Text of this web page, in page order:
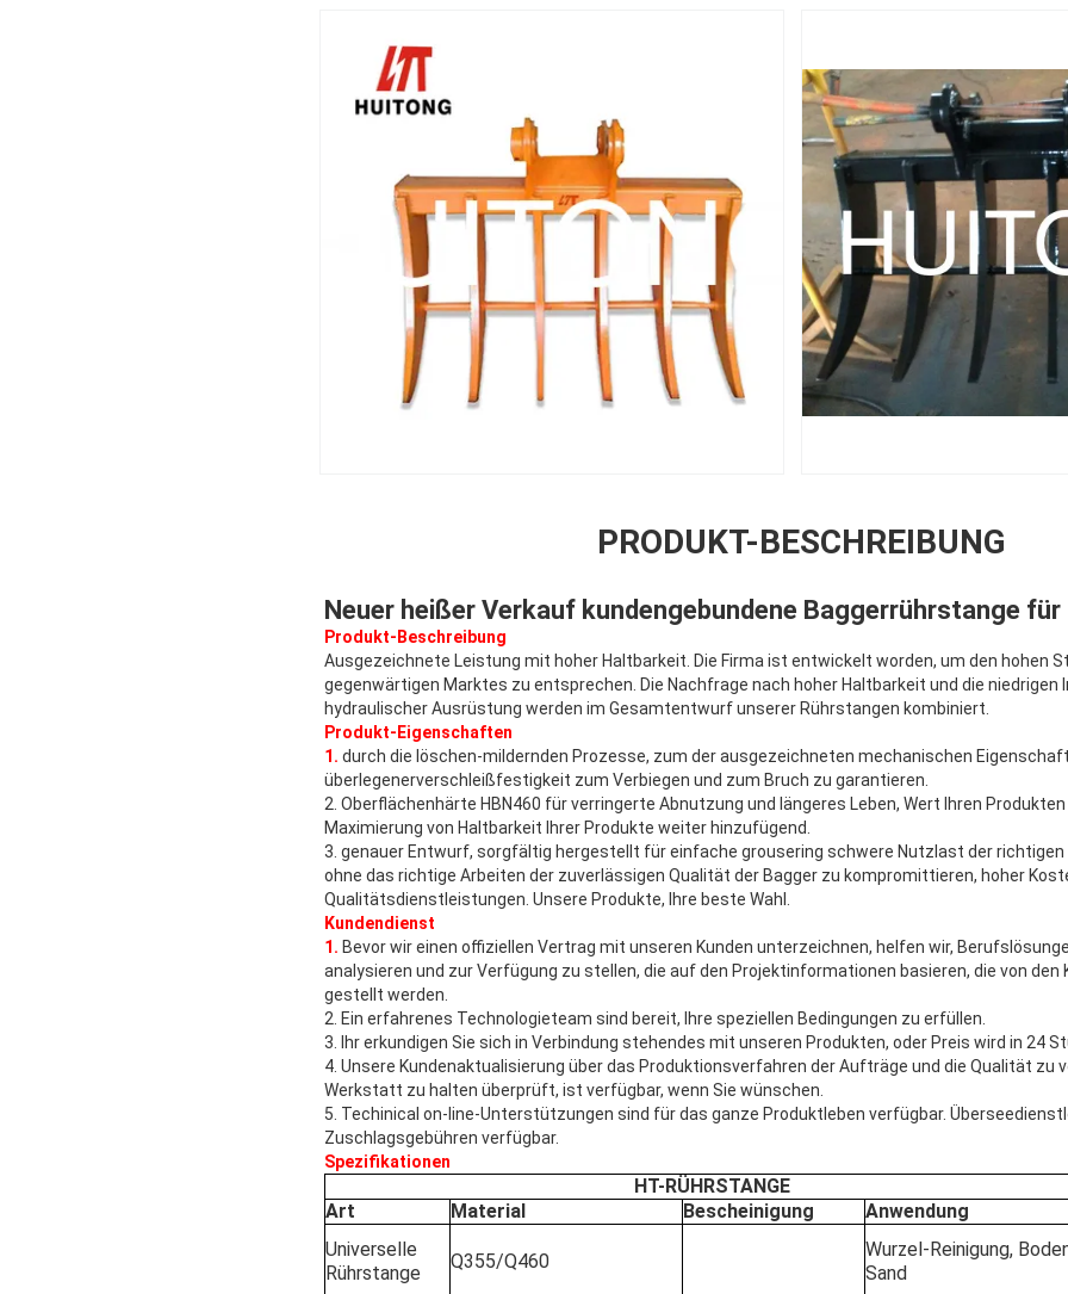
PRODUKT-BESCHREIBUNG
Neuer heißer Verkauf kundengebundene Baggerrührstange
Produkt-Beschreibung
Ausgezeichnete Leistung mit hoher Haltbarkeit. Die Firma ist entwickelt worden, um den hohen
gegenwärtigen Marktes zu entsprechen. Die Nachfrage nach hoher Haltbarkeit und die
hydraulischer Ausrüstung werden im Gesamtentwurf unserer Rührstangen kombiniert.
Produkt-Eigenschaften
1. durch die löschen-mildernden Prozesse, zum der ausgezeichneten mechanischen
überlegenerverschleißfestigkeit zum Verbiegen und zum Bruch zu garantieren.
2. Oberflächenhärte HBN460 für verringerte Abnutzung und längeres Leben, Wert Ihren
Maximierung von Haltbarkeit Ihrer Produkte weiter hinzufügend.
3. genauer Entwurf, sorgfältig hergestellt für einfache grousering schwere Nutzlast der
ohne das richtige Arbeiten der zuverlässigen Qualität der Bagger zu kompromittieren, hoher
Qualitätsdienstleistungen. Unsere Produkte, Ihre beste Wahl.
Kundendienst
1. Bevor wir einen offiziellen Vertrag mit unseren Kunden unterzeichnen, helfen wir,
analysieren und zur Verfügung zu stellen, die auf den Projektinformationen basieren, die von den
gestellt werden.
2. Ein erfahrenes Technologieteam sind bereit, Ihre speziellen Bedingungen zu erfüllen.
3. Ihr erkundigen Sie sich in Verbindung stehendes mit unseren Produkten, oder Preis wird in 24
4. Unsere Kundenaktualisierung über das Produktionsverfahren der Aufträge und die Qualität zu
Werkstatt zu halten überprüft, ist verfügbar, wenn Sie wünschen.
5. Techinical on-line-Unterstützungen sind für das ganze Produktleben verfügbar.
Zuschlagsgebühren verfügbar.
Spezifikationen
HT-RÜHRSTANGE
Art
Material Bescheinigung
Anwendung
Universelle
Rührstange
Q355/Q460
Wurzel-Reinigung,
Sand